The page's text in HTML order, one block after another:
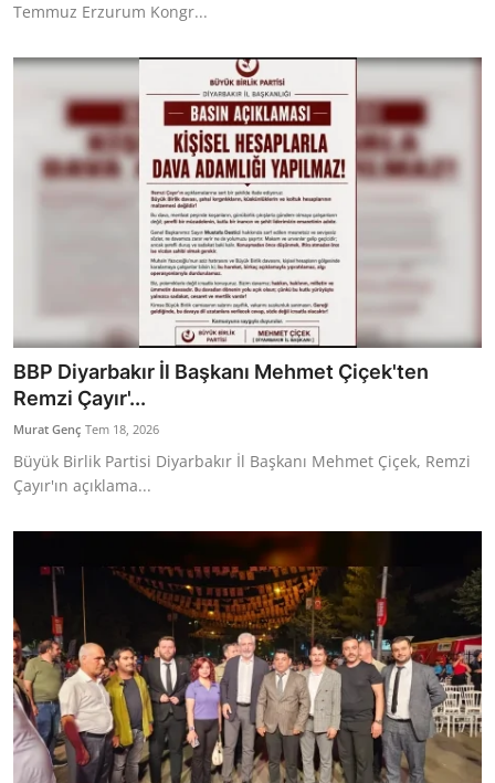
Temmuz Erzurum Kongr...
BBP Diyarbakır İl Başkanı Mehmet Çiçek'ten
Remzi Çayır'...
Murat Genç Tem 18, 2026
Büyük Birlik Partisi Diyarbakır İl Başkanı Mehmet Çiçek, Remzi
Çayır'ın açıklama...